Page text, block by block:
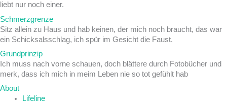
liebt nur noch einer.
Schmerzgrenze
Sitz allein zu Haus und hab keinen, der mich noch braucht, das war
ein Schicksalsschlag, ich spür im Gesicht die Faust.
Grundprinzip
Ich muss nach vorne schauen, doch blättere durch Fotobücher und
merk, dass ich mich in meim Leben nie so tot gefühlt hab
About
Lifeline